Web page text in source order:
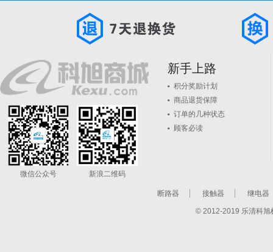
微信公众号 新浪二维码
新手上路
积分奖励计划
商品退货保障
订单的几种状态
顾客必读
断路器 接触器 继电器
© 2012-2019 乐清科旭